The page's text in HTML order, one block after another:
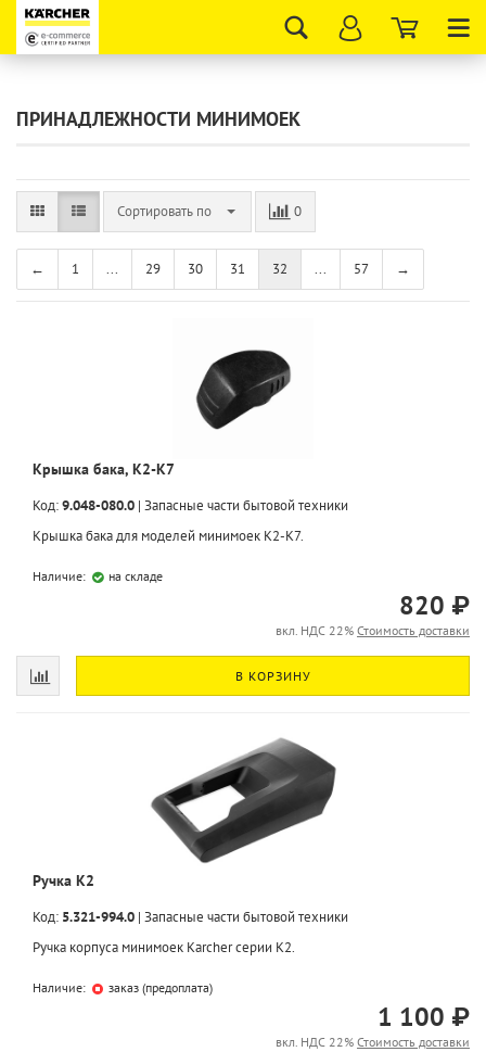
ПРИНАДЛЕЖНОСТИ МИНИМОЕК
Сортировать по 0
← 1 ... 29 30 31 32 ... 57 →
Крышка бака, K2-K7
Код:9.048-080.0 | Запасные части бытовой техники
Крышка бака для моделей минимоек K2-K7.
Наличие: на складе
820 ₽
вкл. НДС 22% Стоимость доставки
В КОРЗИНУ
Ручка K2
Код: 5.321-994.0 | Запасные части бытовой техники
Ручка корпуса минимоек Karcher серии K2.
Наличие: заказ (предоплата)
1 100 ₽
вкл. НДС 22% Стоимость доставки